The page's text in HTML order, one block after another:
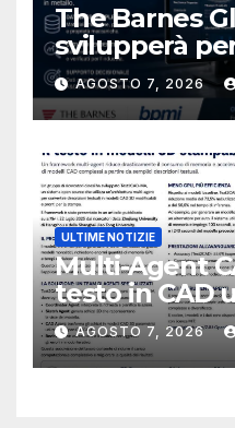
The Barnes
svilupperà
database per
metallica
navale
AGOSTO 7, 2026
ULTIME NOTIZIE
Multi-Agent
testo in CAD
meno token
AGOSTO 7, 2026